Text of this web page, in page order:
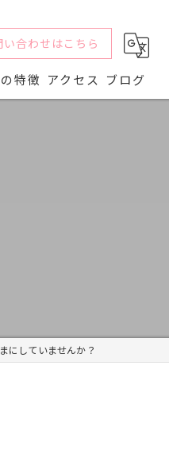
い合わせはこちら
特徴 アクセス ブログ
にしていませんか？⁡